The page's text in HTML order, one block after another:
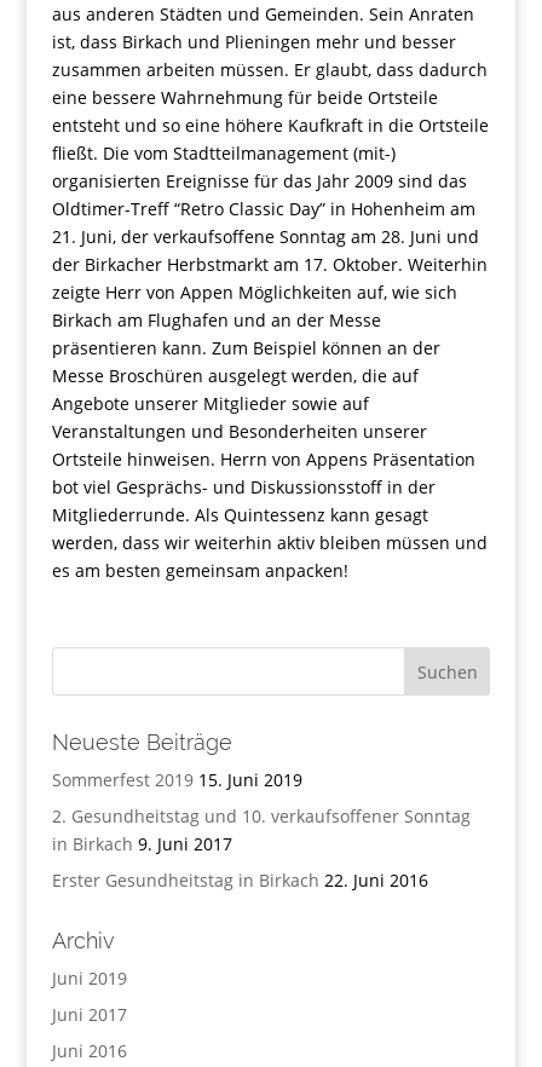
aus anderen Städten und Gemeinden. Sein Anraten
ist, dass Birkach und Plieningen mehr und besser
zusammen arbeiten müssen. Er glaubt, dass dadurch
eine bessere Wahrnehmung für beide Ortsteile
entsteht und so eine höhere Kaufkraft in die Ortsteile
fließt. Die vom Stadtteilmanagement (mit-)
organisierten Ereignisse für das Jahr 2009 sind das
Oldtimer-Treff “Retro Classic Day” in Hohenheim am
21. Juni, der verkaufsoffene Sonntag am 28. Juni und
der Birkacher Herbstmarkt am 17. Oktober. Weiterhin
zeigte Herr von Appen Möglichkeiten auf, wie sich
Birkach am Flughafen und an der Messe
präsentieren kann. Zum Beispiel können an der
Messe Broschüren ausgelegt werden, die auf
Angebote unserer Mitglieder sowie auf
Veranstaltungen und Besonderheiten unserer
Ortsteile hinweisen. Herrn von Appens Präsentation
bot viel Gesprächs- und Diskussionsstoff in der
Mitgliederrunde. Als Quintessenz kann gesagt
werden, dass wir weiterhin aktiv bleiben müssen und
es am besten gemeinsam anpacken!
Neueste Beiträge
Sommerfest 2019 15. Juni 2019
2. Gesundheitstag und 10. verkaufsoffener Sonntag
in Birkach 9. Juni 2017
Erster Gesundheitstag in Birkach 22. Juni 2016
Archiv
Juni 2019
Juni 2017
Juni 2016